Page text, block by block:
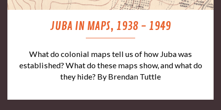
JUBA IN MAPS, 1938 - 1949
What do colonial maps tell us of how Juba was
established? What do these maps show, and what do
they hide? By Brendan Tuttle